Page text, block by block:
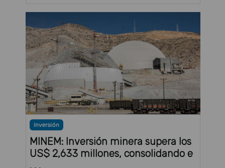
Inversión
MINEM: Inversión minera supera los
US$ 2,633 millones, consolidando e
. . .